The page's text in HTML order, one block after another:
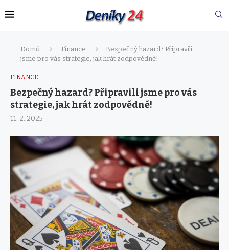
Domů Finance
Bezpečný hazard? Připravili
jsme pro vás strategie, jak hrát zodpovědně!
FINANCE
Bezpečný hazard? Připravili jsme pro vás
strategie, jak hrát zodpovědně!
11. 2. 2025